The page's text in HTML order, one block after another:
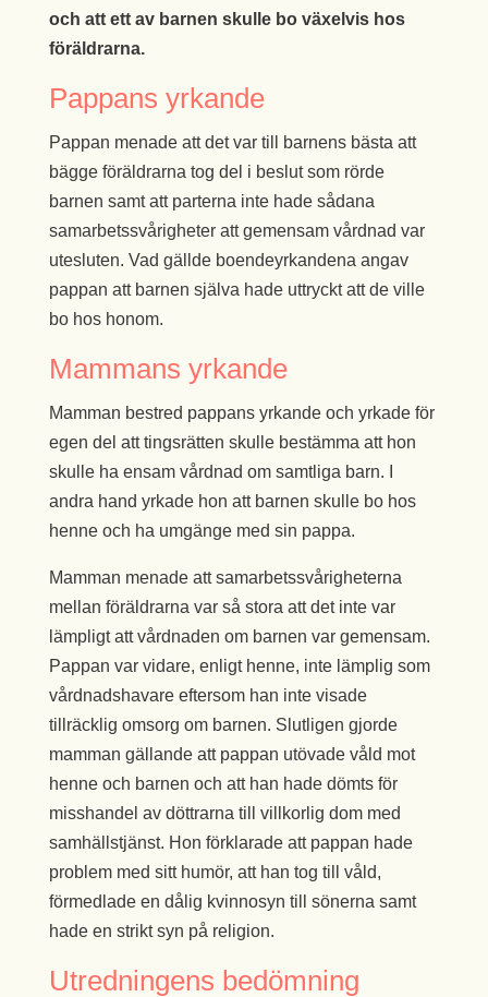
och att ett av barnen skulle bo växelvis hos
föräldrarna.
Pappans yrkande
Pappan menade att det var till barnens bästa att
bägge föräldrarna tog del i beslut som rörde
barnen samt att parterna inte hade sådana
samarbetssvårigheter att gemensam vårdnad var
utesluten. Vad gällde boendeyrkandena angav
pappan att barnen själva hade uttryckt att de ville
bo hos honom.
Mammans yrkande
Mamman bestred pappans yrkande och yrkade för
egen del att tingsrätten skulle bestämma att hon
skulle ha ensam vårdnad om samtliga barn. I
andra hand yrkade hon att barnen skulle bo hos
henne och ha umgänge med sin pappa.
Mamman menade att samarbetssvårigheterna
mellan föräldrarna var så stora att det inte var
lämpligt att vårdnaden om barnen var gemensam.
Pappan var vidare, enligt henne, inte lämplig som
vårdnadshavare eftersom han inte visade
tillräcklig omsorg om barnen. Slutligen gjorde
mamman gällande att pappan utövade våld mot
henne och barnen och att han hade dömts för
misshandel av döttrarna till villkorlig dom med
samhällstjänst. Hon förklarade att pappan hade
problem med sitt humör, att han tog till våld,
förmedlade en dålig kvinnosyn till sönerna samt
hade en strikt syn på religion.
Utredningens bedömning